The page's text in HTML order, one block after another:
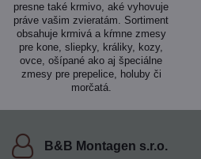
presne také krmivo, aké vyhovuje
práve vašim zvieratám. Sortiment
obsahuje krmivá a kŕmne zmesy
pre kone, sliepky, králiky, kozy,
ovce, ošípané ako aj špeciálne
zmesy pre prepelice, holuby či
morčatá.
B&B Montagen s​.r​.o​.